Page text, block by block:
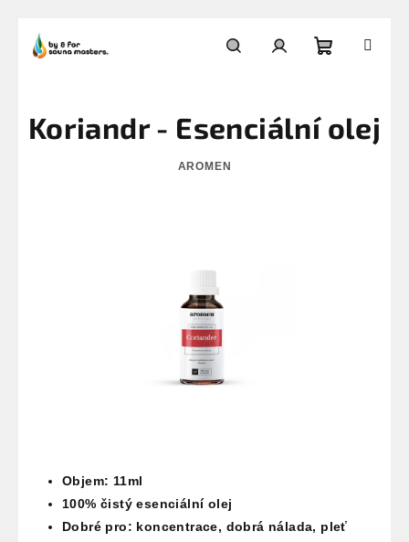
košík
Objem: 11ml
100% čistý esenciální olej
Dobré pro: koncentrace, dobrá nálada, pleť
Koriandr - Esenciální olej
AROMEN